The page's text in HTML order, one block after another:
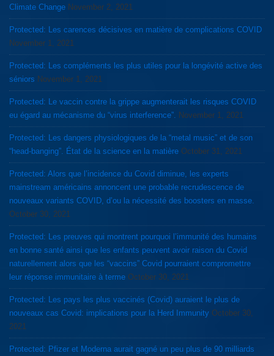
Climate Change November 2, 2021
Protected: Les carences décisives en matière de complications COVID
November 1, 2021
Protected: Les compléments les plus utiles pour la longévité active des
séniors November 1, 2021
Protected: Le vaccin contre la grippe augmenterait les risques COVID
eu égard au mécanisme du “virus interference”. November 1, 2021
Protected: Les dangers physiologiques de la “metal music” et de son
“head-banging”. État de la science en la matière October 31, 2021
Protected: Alors que l’incidence du Covid diminue, les experts
mainstream américains annoncent une probable recrudescence de
nouveaux variants COVID, d’ou la nécessité des boosters en masse.
October 30, 2021
Protected: Les preuves qui montrent pourquoi l’immunité des humains
en bonne santé ainsi que les enfants peuvent avoir raison du Covid
naturellement alors que les “vaccins” Covid pourraient compromettre
leur réponse immunitaire à terme October 30, 2021
Protected: Les pays les plus vaccinés (Covid) auraient le plus de
nouveaux cas Covid: implications pour la Herd Immunity October 30,
2021
Protected: Pfizer et Moderna aurait gagné un peu plus de 90 milliards